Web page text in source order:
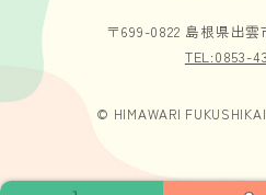
〒699-0822 島根県出
TEL:0853-
© HIMAWARI